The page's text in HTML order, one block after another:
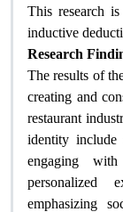
This research
inductive
Research
The results of
creating and
restaurant
identity include
engaging
personalized
emphasizing